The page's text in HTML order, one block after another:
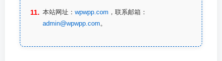
本站网址： wpwpp.com ，联系邮箱：
admin@wpwpp.com 。